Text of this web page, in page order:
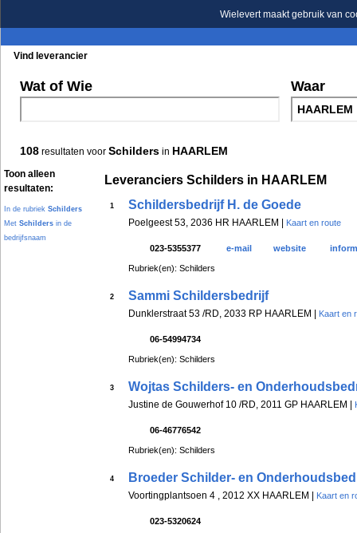
Wielevert maakt gebruik van
Vind leverancier
Wat of Wie Waar
108 resultaten voor Schilders in HAARLEM
Toon alleen
resultaten:
In de rubriek Schilders
Met Schilders in de
bedrijfsnaam
Leveranciers Schilders in HAARLEM
1 Schildersbedrijf H. de Goede
Poelgeest 53, 2036 HR HAARLEM | Kaart en route
023-5355377 e-mail website
Rubriek(en): Schilders
2 Sammi Schildersbedrijf
Dunklerstraat 53 /RD, 2033 RP HAARLEM | Kaart en
06-54994734
Rubriek(en): Schilders
3 Wojtas Schilders- en
Justine de Gouwerhof 10 /RD, 2011 GP HAARLEM |
06-46776542
Rubriek(en): Schilders
4 Broeder Schilder- en
Voortingplantsoen 4 , 2012 XX HAARLEM | Kaart en
023-5320624